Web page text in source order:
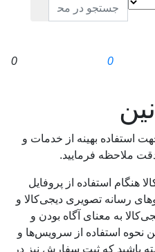
استفاده بهینه از خدمات و
ملاحظه فرمایید.
استفاده از پروفایل
رسانه تصویری دیجی‌کالا و
به معنای آگاه بودن و
نحوه استفاده از سرویس‌‏ها و
که ثبت سفارش نیز در